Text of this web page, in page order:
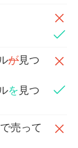
が見つ
を 見つ
売って